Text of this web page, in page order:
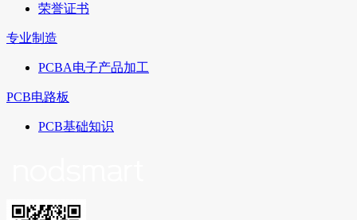
荣誉证书
专业制造
PCBA电子产品加工
PCB电路板
PCB基础知识